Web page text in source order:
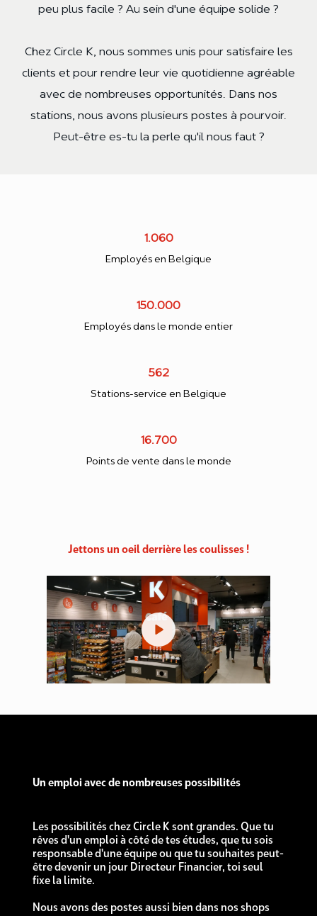
peu plus facile ? Au sein d'une équipe solide ?
Chez Circle K, nous sommes unis pour satisfaire les
clients et pour rendre leur vie quotidienne agréable
avec de nombreuses opportunités. Dans nos
stations, nous avons plusieurs postes à pourvoir.
Peut-être es-tu la perle qu'il nous faut ?
1.060
Employés en Belgique
150.000
Employés dans le monde entier
562
Stations-service en Belgique
16.700
Points de vente dans le monde
Jettons un oeil derrière les coulisses !
Un emploi avec de nombreuses possibilités
Les possibilités chez Circle K sont grandes. Que tu
rêves d'un emploi à côté de tes études, que tu sois
responsable d'une équipe ou que tu souhaites peut-
être devenir un jour Directeur Financier, toi seul
fixe la limite.​
Nous avons des postes aussi bien dans nos shops